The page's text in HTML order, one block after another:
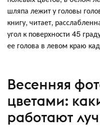
шляпа лежит у головы
книгу, читает,
угол к поверхности 45
ее голова в левом краю
Весенняя
цветами:
работают